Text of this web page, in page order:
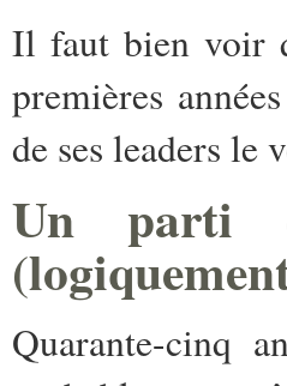
Il faut bien voir
premières
de ses leaders le
Un parti
Quarante-cinq